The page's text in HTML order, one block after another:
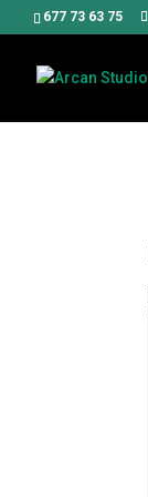
677 73 63 75